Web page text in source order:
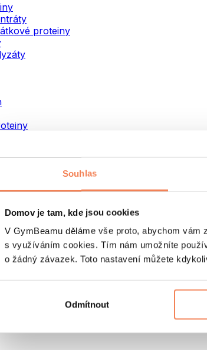
Souhlas
Domov je tam, kde jsou cookies
V GymBeamu děláme vše proto, abychom vám
s využíváním cookies. Tím nám umožníte
o žádný závazek. Toto nastavení můžete
Odmítnout
proteiny
drink nápoje
proteiny
proteiny